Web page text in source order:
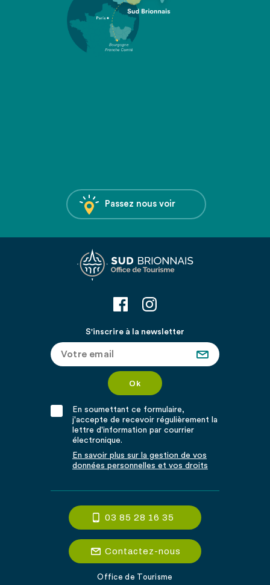
Passez nous voir
S'inscrire à la newsletter
En soumettant ce formulaire,
j'accepte de recevoir régulièrement la
lettre d'information par courrier
électronique.
En savoir plus sur la gestion de vos
données personnelles et vos droits
03 85 28 16 35
Contactez-nous
Office de Tourisme